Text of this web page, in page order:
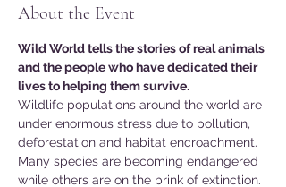
About the Event
Wild World tells the stories of real animals
and the people who have dedicated their
lives to helping them survive.
Wildlife populations around the world are
under enormous stress due to pollution,
deforestation and habitat encroachment.
Many species are becoming endangered
while others are on the brink of extinction.